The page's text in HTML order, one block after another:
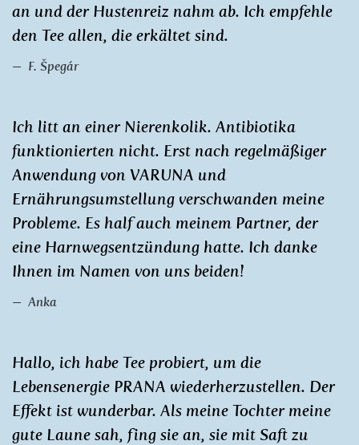
an und der Hustenreiz nahm ab. Ich empfehle
den Tee allen, die erkältet sind.
F. Špegár
Ich litt an einer Nierenkolik. Antibiotika
funktionierten nicht. Erst nach regelmäßiger
Anwendung von VARUNA und
Ernährungsumstellung verschwanden meine
Probleme. Es half auch meinem Partner, der
eine Harnwegsentzündung hatte. Ich danke
Ihnen im Namen von uns beiden!
Anka
Hallo, ich habe Tee probiert, um die
Lebensenergie PRANA wiederherzustellen. Der
Effekt ist wunderbar. Als meine Tochter meine
gute Laune sah, fing sie an, sie mit Saft zu